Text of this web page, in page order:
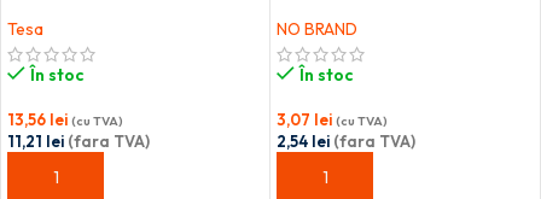
Tesa
În stoc
13,56 lei (cu TVA)
11,21 lei (fara TVA)
ADAUGĂ ÎN COȘ
NO BRAND
În stoc
3,07 lei (cu TVA)
2,54 lei (fara TVA)
ADAUGĂ ÎN COȘ